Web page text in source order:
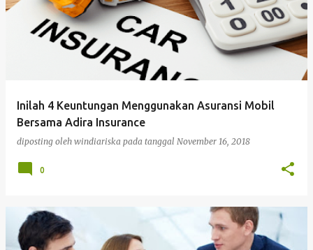
Inilah 4 Keuntungan Menggunakan Asuransi Mobil
Bersama Adira Insurance
diposting oleh windiariska pada tanggal November 16, 2018
0